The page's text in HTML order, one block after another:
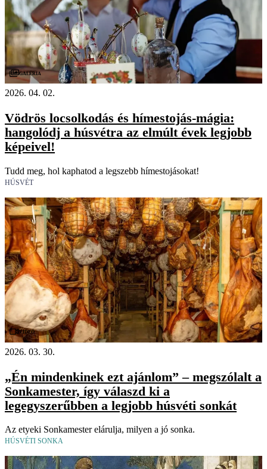
Galéria
2026. 04. 02.
Vödrös locsolkodás és hímestojás-mágia:
hangolódj a húsvétra az elmúlt évek legjobb
képeivel!
Tudd meg, hol kaphatod a legszebb hímestojásokat!
HÚSVÉT
Videó
2026. 03. 30.
„Én mindenkinek ezt ajánlom” – megszólalt a
Sonkamester, így válaszd ki a
legegyszerűbben a legjobb húsvéti sonkát
Az etyeki Sonkamester elárulja, milyen a jó sonka.
HÚSVÉTI SONKA